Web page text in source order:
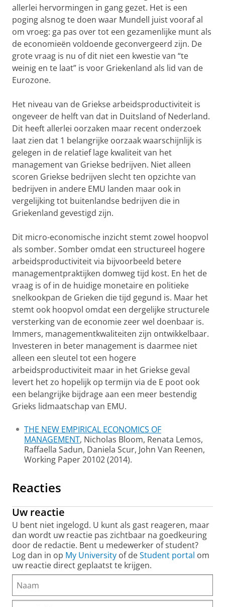
allerlei hervormingen in gang gezet. Het is een
poging alsnog te doen waar Mundell juist vooraf al
om vroeg: ga pas over tot een gezamenlijke munt als
de economieën voldoende geconvergeerd zijn. De
grote vraag is nu of dit niet een kwestie van “te
weinig en te laat” is voor Griekenland als lid van de
Eurozone.
Het niveau van de Griekse arbeidsproductiviteit is
ongeveer de helft van dat in Duitsland of Nederland.
Dit heeft allerlei oorzaken maar recent onderzoek
laat zien dat 1 belangrijke oorzaak waarschijnlijk is
gelegen in de relatief lage kwaliteit van het
management van Griekse bedrijven. Niet alleen
scoren Griekse bedrijven slecht ten opzichte van
bedrijven in andere EMU landen maar ook in
vergelijking tot buitenlandse bedrijven die in
Griekenland gevestigd zijn.
Dit micro-economische inzicht stemt zowel hoopvol
als somber. Somber omdat een structureel hogere
arbeidsproductiviteit via bijvoorbeeld betere
managementpraktijken domweg tijd kost. En het de
vraag is of in de huidige monetaire en politieke
snelkookpan de Grieken die tijd gegund is. Maar het
stemt ook hoopvol omdat een dergelijke structurele
versterking van de economie zeer wel doenbaar is.
Immers, managementkwaliteiten zijn ontwikkelbaar.
Investeren in beter management is daarmee niet
alleen een sleutel tot een hogere
arbeidsproductiviteit maar in het Griekse geval
levert het zo hopelijk op termijn via de E poot ook
een belangrijke bijdrage aan een meer bestendig
Grieks lidmaatschap van EMU.
THE NEW EMPIRICAL ECONOMICS OF
MANAGEMENT, Nicholas Bloom, Renata Lemos,
Raffaella Sadun, Daniela Scur, John Van Reenen,
Working Paper 20102 (2014).
Reacties
Uw reactie
U bent niet ingelogd. U kunt als gast reageren, maar
dan wordt uw reactie pas zichtbaar na goedkeuring
door de redactie. Bent u medewerker of student?
Log dan in op My University of deStudent portal om
uw reactie direct geplaatst te krijgen.